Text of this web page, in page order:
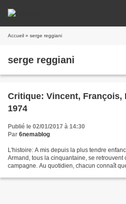
Accueil » serge reggiani
serge reggiani
Critique: Vincent, François,
1974
Publié le 02/01/2017 à 14:30
Par 6nemablog
L'histoire: A mis depuis la plus tendre
Armand, tous la cinquantaine, se retrouvent
campagne. Au quotidien, chacun connaît